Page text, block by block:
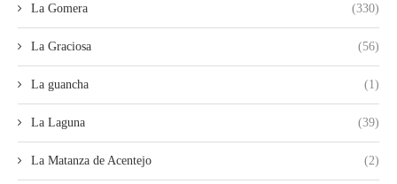
La Gomera (330)
La Graciosa (56)
La guancha (1)
La Laguna (39)
La Matanza de Acentejo (2)